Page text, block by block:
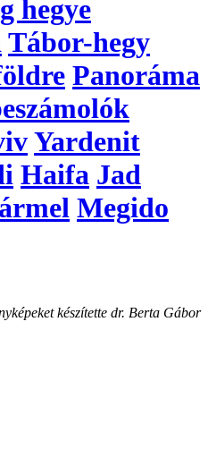
hegye
Tábor-hegy
Panoráma
Yardenit
Haifa Jad
Megido
készítette dr. Berta Gábor